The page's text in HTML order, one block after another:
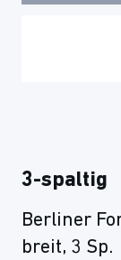
3-spaltig
Berliner
breit, 3 Sp.